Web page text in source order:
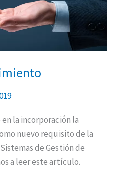
la incorporación la
nuevo requisito de la
de Gestión de
a leer este artículo.